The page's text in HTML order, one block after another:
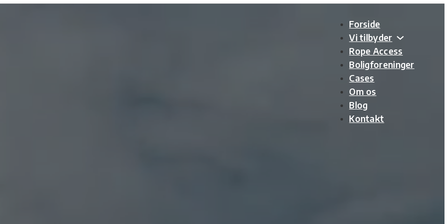
Forside
Vi tilbyder
Rope Access
Boligforeninger
Cases
Om os
Blog
Kontakt